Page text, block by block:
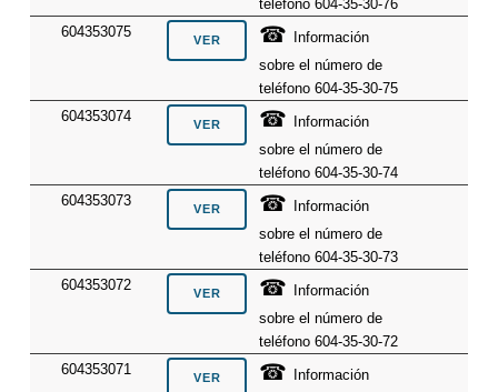
teléfono 604-35-30-76
604353075
☎ Información
sobre el número de
teléfono 604-35-30-75
604353074
☎ Información
sobre el número de
teléfono 604-35-30-74
604353073
☎ Información
sobre el número de
teléfono 604-35-30-73
604353072
☎ Información
sobre el número de
teléfono 604-35-30-72
604353071
☎ Información